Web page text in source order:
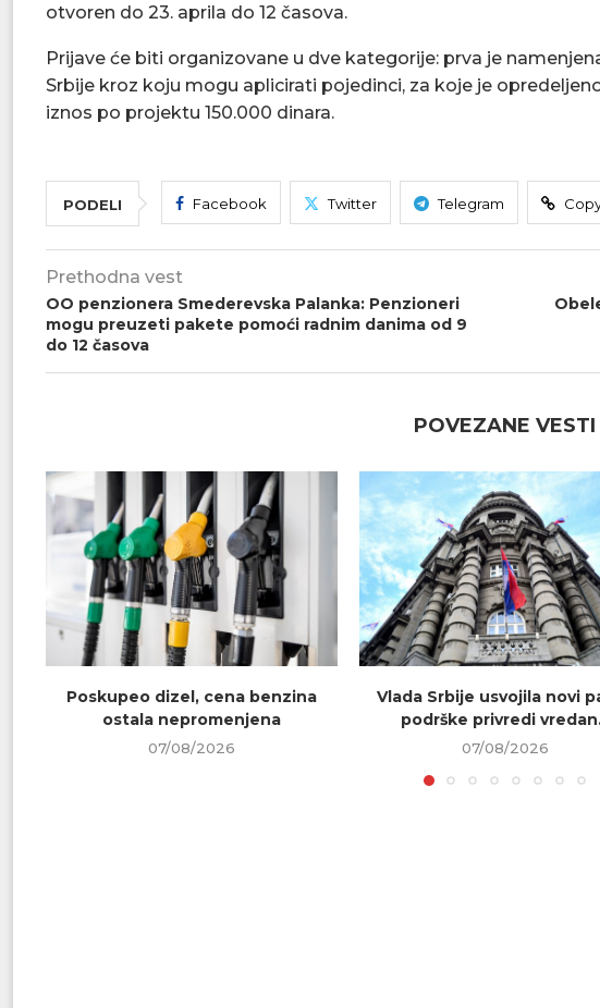
otvoren do 23. aprila do 12 časova.
Prijave će biti organizovane u dve kategorije: prva je
Srbije kroz koju mogu aplicirati pojedinci, za koje je
iznos po projektu 150.000 dinara.
PODELI Facebook Twitter Telegram
Prethodna vest
OO penzionera Smederevska Palanka: Penzioneri
mogu preuzeti pakete pomoći radnim danima od 9
do 12 časova
POVEZANE VESTI
Poskupeo dizel, cena benzina
ostala nepromenjena
07/08/2026
Vlada Srbije usvojila novi
podrške privredi
07/08/2026